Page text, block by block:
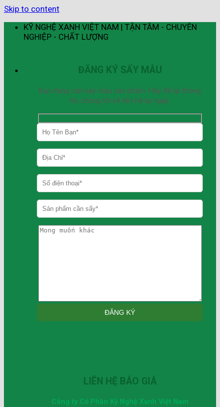
Skip to content
KỸ NGHỆ XANH VIỆT NAM | TẬN TÂM - CHUYÊN
NGHIỆP - CHẤT LƯỢNG
ĐĂNG KÝ SẤY MẪU
Bạn đang cần sấy mẫu sản phẩm. Hãy để lại thông
tin, chúng tôi sẽ liên hệ lại ngay.
LIÊN HỆ BÁO GIÁ
Công ty Cổ Phần Kỹ Nghệ Xanh Việt Nam